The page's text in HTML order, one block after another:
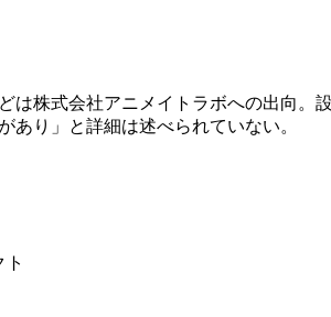
は株式会社アニメイトラボへの出向。
あり」と詳細は述べられていない。